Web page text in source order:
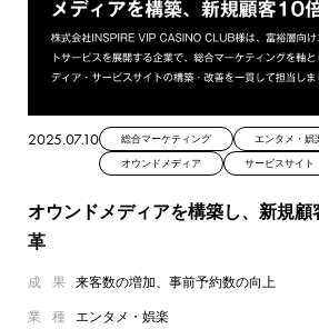
2025.07.10 総合マーケティング エンタメ・娯
オウンドメディア サービスサイト
オウンドメディアを構築し、新規顧
革
成果来客数の増加、事前予約数の向上
業種エンタメ・娯楽